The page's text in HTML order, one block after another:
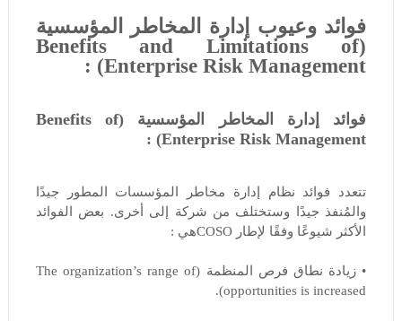
فوائد وعيوب إدارة المخاطر المؤسسية
(Benefits and Limitations of
Enterprise Risk Management) :
فوائد إدارة المخاطر المؤسسية (Benefits of
Enterprise Risk Management) :
تتعدد فوائد نظام إدارة مخاطر المؤسسات المطور جيدًا
والمُنفذ جيدًا وستختلف من شركة إلى أخرى. بعض الفوائد
الأكثر شيوعًا وفقًا لإطار COSOهي :
• زيادة نطاق فرص المنظمة (The organization’s range of
opportunities is increased).